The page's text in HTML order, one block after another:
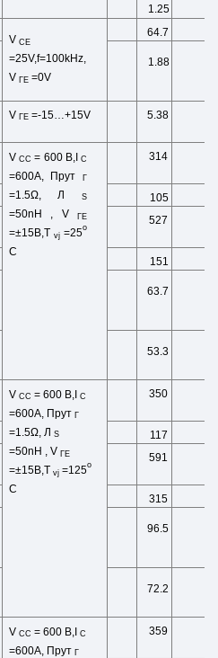
1.25
VСЕ
=25V,f=100kHz,
VГЕ=0V
64.7
1.88
VГЕ=-15…+15V 5.38
VCC= 600 В,I C
=600А, Прут Г
=1.5Ω, Л S
=50nH V ГЕ
=±15В,T vj =25o
C
314
105
527
151
63.7
53.3
VCC= 600 В,IC
=600А, ПрутГ
=1.5Ω, ЛS
=50nH VГЕ
=±15В,Tvj=125o
C
350
117
591
315
96.5
72.2
VCC= 600 В,IC
=600А, ПрутГ
359